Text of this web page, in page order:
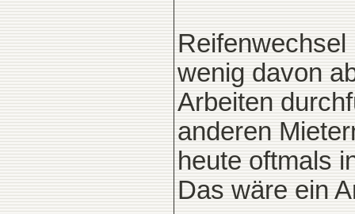
wenig davon
Arbeiten
anderen
heute oftmals
Das wäre ein